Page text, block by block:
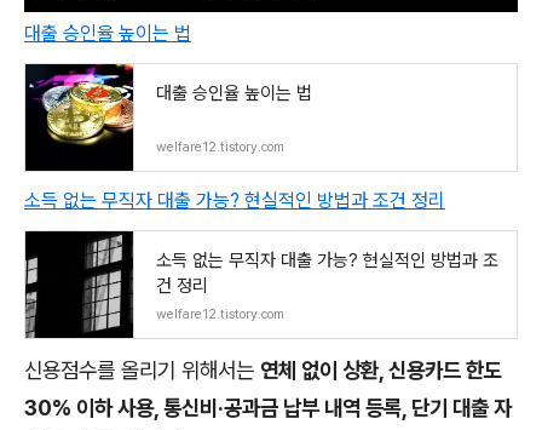
대출 승인율 높이는 법
대출 승인율 높이는 법
welfare12.tistory.com
소득 없는 무직자 대출 가능? 현실적인 방법과 조건 정리
소득 없는 무직자 대출 가능? 현실적인 방법과 조
건 정리
welfare12.tistory.com
신용점수를 올리기 위해서는 연체 없이 상환, 신용카드 한도
30% 이하 사용, 통신비·공과금 납부 내역 등록, 단기 대출 자